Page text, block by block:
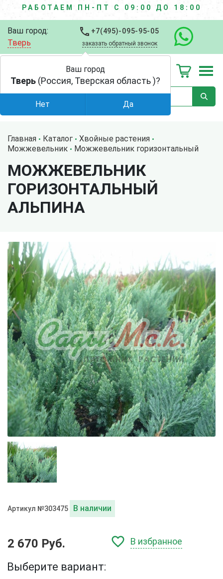
РАБОТАЕМ ПН-ПТ С 09:00 ДО 18:00
Ваш город:
Тверь
+7(495)-095-95-05
заказать обратный звонок
Главная Каталог
Хвойные растения
Можжевельник
Можжевельник горизонтальный
МОЖЖЕВЕЛЬНИК
ГОРИЗОНТАЛЬНЫЙ
АЛЬПИНА
Артикул №303475 В наличии
2 670 Руб. В избранное
Выберите вариант:
Ваш город
Тверь (Россия, Тверская область )?
Нет Да